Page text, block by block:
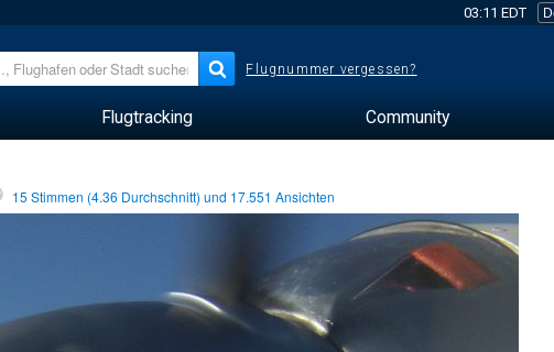
03:11 EDT
Flugnummer vergessen?
Flugtracking Community
15 Stimmen (4.36 Durchschnitt) und 17.551 Ansichten